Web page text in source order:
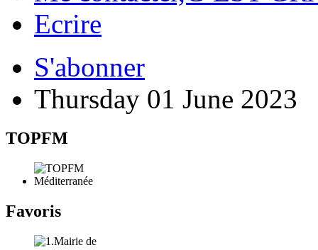
Ecrire
S'abonner
Thursday 01 June 2023
TOPFM
Favoris